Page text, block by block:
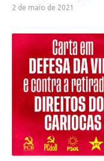
2 de maio de 2021